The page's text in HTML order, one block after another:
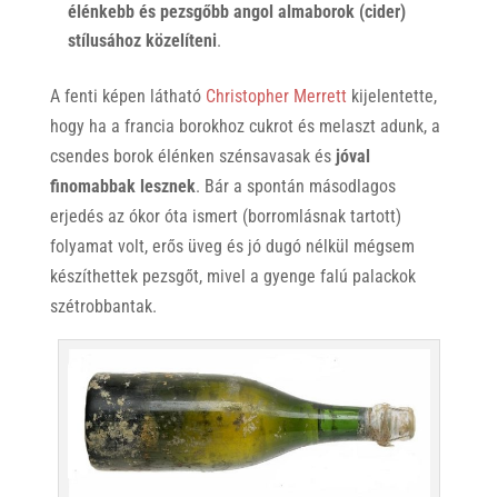
élénkebb és pezsgőbb angol almaborok (cider)
stílusához közelíteni.
A fenti képen látható Christopher Merrett kijelentette,
hogy ha a francia borokhoz cukrot és melaszt adunk, a
csendes borok élénken szénsavasak ésjóval
finomabbak lesznek. Bár a spontán másodlagos
erjedés az ókor óta ismert (borromlásnak tartott)
folyamat volt, erős üveg és jó dugó nélkül mégsem
készíthettek pezsgőt, mivel a gyenge falú palackok
szétrobbantak.